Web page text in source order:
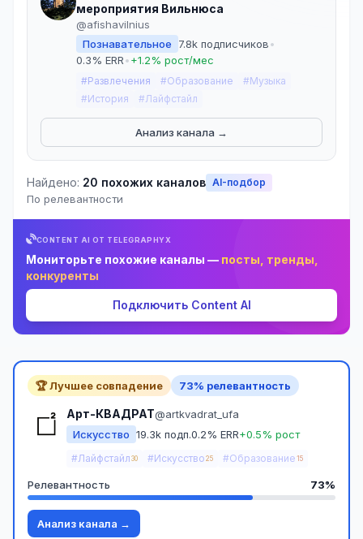
мероприятия Вильнюса
@afishavilnius
Познавательное
7.8k подписчиков•
0.3% ERR•+1.2% рост/мес
#Развлечения #Образование
#Музыка
#История
#Лайфстайл
Анализ канала →
Найдено: 20 похожих каналов AI-подбор
По релевантности
CONTENT AI ОТ TELEGRAPHYX
Мониторьте похожие каналы — посты, тренды,
конкуренты
Подключить Content AI
🏆 Лучшее совпадение 73% релевантность
Арт-КВАДРАТ@artkvadrat_ufa
Искусство 19.3k подп.0.2% ERR+0.5% рост
#Лайфстайл 30 #Искусство 25 #Образование 15
Релевантность 73%
Анализ канала →